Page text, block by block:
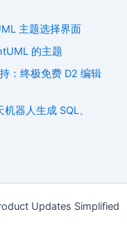
主题选择界面
的主题
：终极免费 D2 编辑
器人生成 SQL、
Updates Simplified